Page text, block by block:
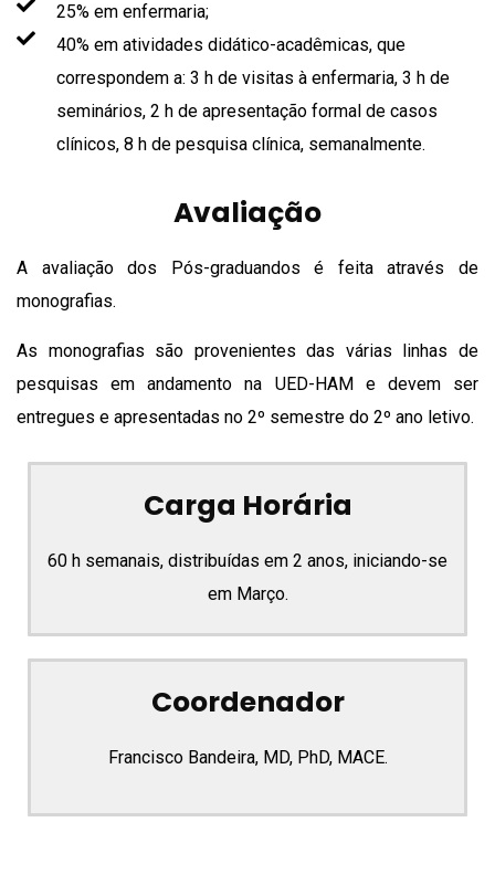
25% em enfermaria;
40% em atividades didático-acadêmicas, que
correspondem a: 3 h de visitas à enfermaria, 3 h de
seminários, 2 h de apresentação formal de casos
clínicos, 8 h de pesquisa clínica, semanalmente.
Avaliação
A avaliação dos Pós-graduandos é feita através de
monografias.
As monografias são provenientes das várias linhas de
pesquisas em andamento na UED-HAM e devem ser
entregues e apresentadas no 2º semestre do 2º ano letivo.
Carga Horária
60 h semanais, distribuídas em 2 anos, iniciando-se
em Março.
Coordenador
Francisco Bandeira, MD, PhD, MACE.